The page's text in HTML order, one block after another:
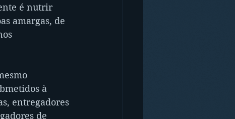
é nutrir
amargas, de
à
entregadores
de